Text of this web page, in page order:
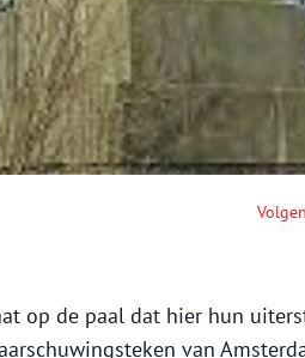
op de paal dat hier hun
van